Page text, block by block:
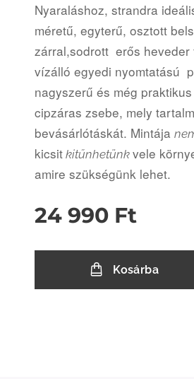
Nyaraláshoz, strandra
méretű, egyterű, osztott
zárral,sodrott erős heveder
vízálló egyedi nyomtatású
nagyszerű és még
cipzáras zsebe, mely
bevásárlótáskát. Mintája
kicsit kitűnhetünk vele
amire szükségünk lehet.
24 990 Ft
Kosárba